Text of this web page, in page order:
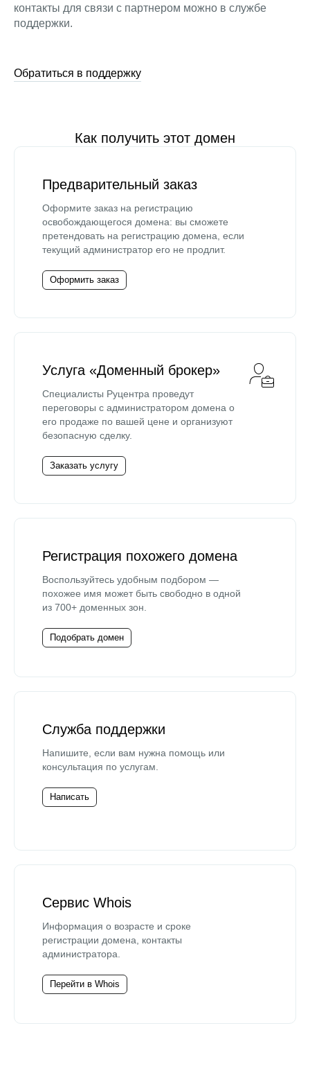
контакты для связи с партнером можно в службе
поддержки.
Обратиться в поддержку
Как получить этот домен
Предварительный заказ
Оформите заказ на регистрацию
освобождающегося домена: вы сможете
претендовать на регистрацию домена, если
текущий администратор его не продлит.
Оформить заказ
Услуга «Доменный брокер»
Специалисты Руцентра проведут
переговоры с администратором домена о
его продаже по вашей цене и организуют
безопасную сделку.
Заказать услугу
Регистрация похожего домена
Воспользуйтесь удобным подбором —
похожее имя может быть свободно в одной
из 700+ доменных зон.
Подобрать домен
Служба поддержки
Напишите, если вам нужна помощь или
консультация по услугам.
Написать
Сервис Whois
Информация о возрасте и сроке
регистрации домена, контакты
администратора.
Перейти в Whois